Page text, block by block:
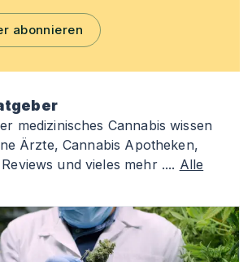
abonnieren
medizinisches Cannabis wissen
Ärzte, Cannabis Apotheken,
und vieles mehr .... Alle